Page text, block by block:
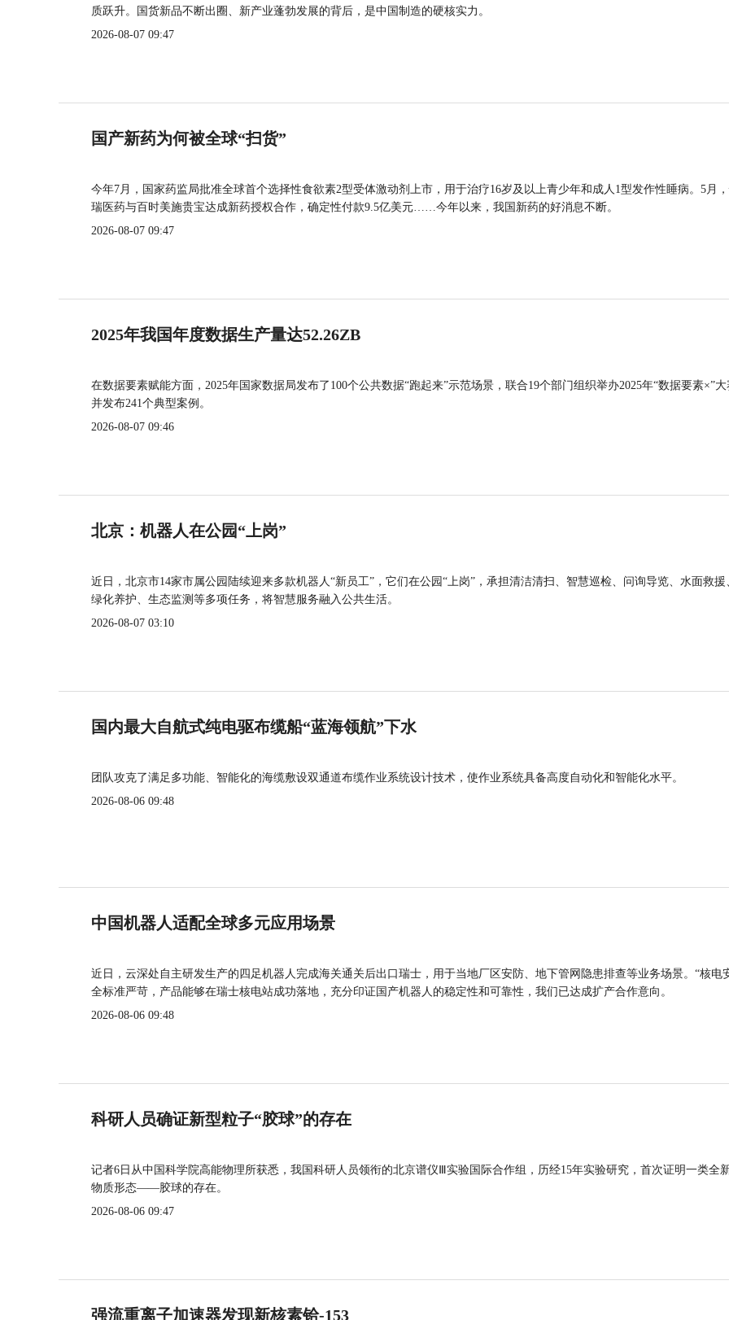
质跃升。国货新品不断出圈、新产业蓬勃发展的背后，是中国制造的硬核实力。
2026-08-07 09:47
国产新药为何被全球“扫货”
今年7月，国家药监局批准全球首个选择性食欲素2型受体激动剂上市，用于治疗16岁及以上青少年和成人1型发作性睡病。5月
瑞医药与百时美施贵宝达成新药授权合作，确定性付款9.5亿美元……今年以来，我国新药的好消息不断。
2026-08-07 09:47
2025年我国年度数据生产量达52.26ZB
在数据要素赋能方面，2025年国家数据局发布了100个公共数据“跑起来”示范场景，联合19个部门组织举办2025年“数据要素×”大
并发布241个典型案例。
2026-08-07 09:46
北京：机器人在公园“上岗”
近日，北京市14家市属公园陆续迎来多款机器人“新员工”，它们在公园“上岗”，承担清洁清扫、智慧巡检、问询导览、水面救援
绿化养护、生态监测等多项任务，将智慧服务融入公共生活。
2026-08-07 03:10
国内最大自航式纯电驱布缆船“蓝海领航”下水
团队攻克了满足多功能、智能化的海缆敷设双通道布缆作业系统设计技术，使作业系统具备高度自动化和智能化水平。
2026-08-06 09:48
中国机器人适配全球多元应用场景
近日，云深处自主研发生产的四足机器人完成海关通关后出口瑞士，用于当地厂区安防、地下管网隐患排查等业务场景。“核电
全标准严苛，产品能够在瑞士核电站成功落地，充分印证国产机器人的稳定性和可靠性，我们已达成扩产合作意向。
2026-08-06 09:48
科研人员确证新型粒子“胶球”的存在
记者6日从中国科学院高能物理所获悉，我国科研人员领衔的北京谱仪Ⅲ实验国际合作组，历经15年实验研究，首次证明一类全
物质形态——胶球的存在。
2026-08-06 09:47
强流重离子加速器发现新核素铪-153